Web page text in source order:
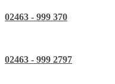
02463 - 999 370
02463 - 999 2797